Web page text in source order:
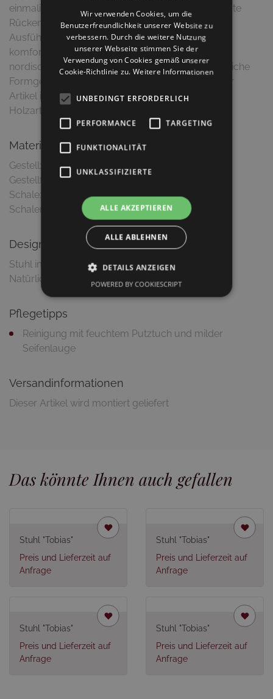
einmaligem Sitzkomfort! Die ergonomisch geformte
Rückenlehne unterstreicht die hochwertige
Ausführung von "Tobias". Nicht nur bequem und
komfortabel, sondern auch das
nordisch-, skandinavische Design sowie die natürliche
Formgebung sprechen bei "Tobias" für sich. Dieser
Artikel ist in einer Vielzahl von Beiztönen, sowie
Holzarten erhältlich.
Material & Ausführung
Gestell: Buche massiv
Gestellfarbe: Buche natur
Schale: Buche schichtholzverleimt
Design
Stuhl im nordisch-, skandinavischen Design
Natürliche Formgebung mit weichen Konturen
Pflegetipps
Reinigung mit feuchtem Putztuch und milder
Seifenlauge
Versandinformationen
Dieser Artikel wird montiert geliefert
Das könnte Ihnen auch gefallen
Stuhl "Tobias"
Preis und Lieferzeit auf
Anfrage
Stuhl "Tobias"
Preis und Lieferzeit auf
Anfrage
Stuhl "Tobias"
Preis und Lieferzeit auf
Anfrage
Stuhl "Tobias"
Preis und Lieferzeit auf
Anfrage
Wir verwenden Cookies, um die
Benutzerfreundlichkeit unserer Website zu
verbessern. Durch die weitere Nutzung
unserer Webseite stimmen Sie der
Verwendung von Cookies gemäß unserer
Cookie-Richtlinie zu.Weitere Informationen
UNBEDINGT ERFORDERLICH
PERFORMANCE TARGETING
FUNKTIONALITÄT
UNKLASSIFIZIERTE
ALLE AKZEPTIEREN
ALLE ABLEHNEN
DETAILS ANZEIGEN
POWERED BY COOKIESCRIPT